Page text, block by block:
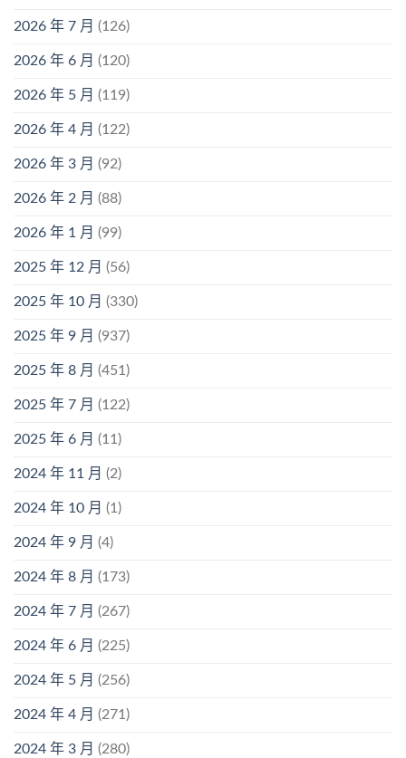
2026 年 7 月 (126)
2026 年 6 月 (120)
2026 年 5 月 (119)
2026 年 4 月 (122)
2026 年 3 月 (92)
2026 年 2 月 (88)
2026 年 1 月 (99)
2025 年 12 月 (56)
2025 年 10 月 (330)
2025 年 9 月 (937)
2025 年 8 月 (451)
2025 年 7 月 (122)
2025 年 6 月 (11)
2024 年 11 月 (2)
2024 年 10 月 (1)
2024 年 9 月 (4)
2024 年 8 月 (173)
2024 年 7 月 (267)
2024 年 6 月 (225)
2024 年 5 月 (256)
2024 年 4 月 (271)
2024 年 3 月 (280)